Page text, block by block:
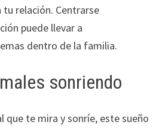
relación. Centrarse
puede llevar a
dentro de la familia.
sonriendo
que te mira y sonríe, este sueño